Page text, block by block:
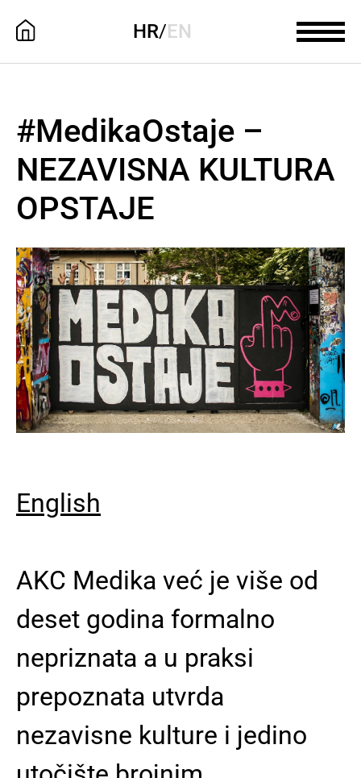
HR/EN
#MedikaOstaje –
NEZAVISNA KULTURA
OPSTAJE
English
AKC Medika već je više od
deset godina formalno
nepriznata a u praksi
prepoznata utvrda
nezavisne kulture i jedino